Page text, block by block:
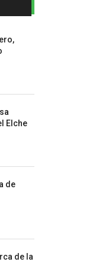
Elche
de
de la